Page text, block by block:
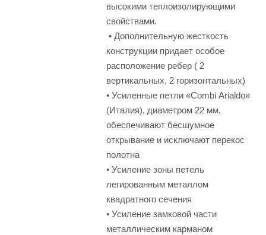
высокими теплоизолирующими
свойствами.
• Дополнительную жесткость
конструкции придает особое
расположение ребер ( 2
вертикальных, 2 горизонтальных)
• Усиленные петли «Combi Arialdo»
(Италия), диаметром 22 мм,
обеспечивают бесшумное
открывание и исключают перекос
полотна
• Усиление зоны петель
легированным металлом
квадратного сечения
• Усиление замковой части
металлическим карманом